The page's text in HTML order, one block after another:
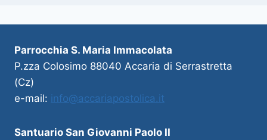
Parrocchia S. Maria Immacolata
P.zza Colosimo 88040 Accaria di Serrastretta
(Cz)
e-mail: info@accariapostolica.it
Santuario San Giovanni Paolo II